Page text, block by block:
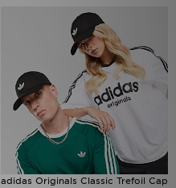
adidas Originals Classic Trefoil Cap